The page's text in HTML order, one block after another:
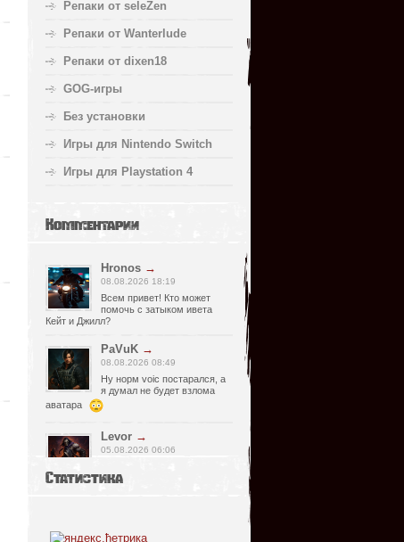
Репаки от seleZen
Репаки от Wanterlude
Репаки от dixen18
GOG-игры
Без установки
Игры для Nintendo Switch
Игры для Playstation 4
Комментарии
Hronos →
08.08.2026 18:19
Всем привет! Кто может
помочь с затыком ивета
Кейт и Джилл?
PaVuK →
08.08.2026 08:49
Ну норм voic постарался, а
я думал не будет взлома
аватара
Levor →
05.08.2026 06:06
указал что есть видимо
Статистика